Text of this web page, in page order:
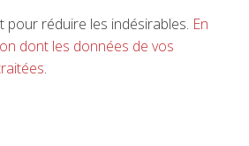
pour réduire les indésirables. En
dont les données de vos
.